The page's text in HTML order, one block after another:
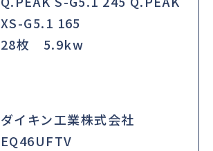
XS-G5.1 165
28枚 5.9kw
ダイキン工業株式会社
EQ46UFTV